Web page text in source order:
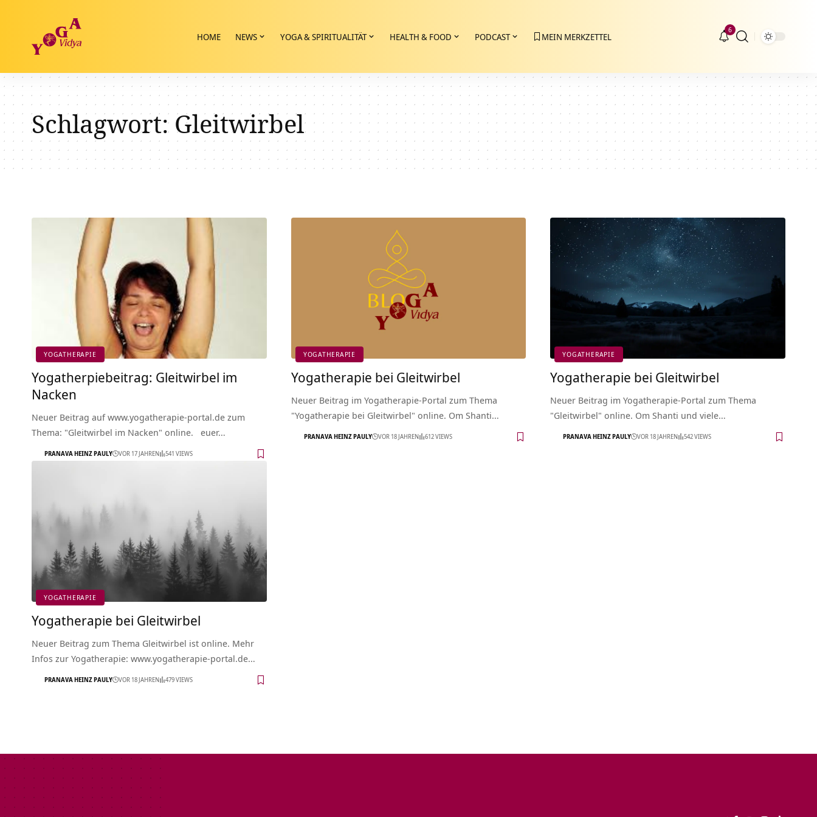
HOME NEWS YOGA & SPIRITUALITÄT HEALTH & FOOD PODCAST MEIN MERKZETTEL
6
Schlagwort: Gleitwirbel
YOGATHERAPIE
Yogatherpiebeitrag: Gleitwirbel im
Nacken
Neuer Beitrag auf www.yogatherapie-portal.de zum
Thema: "Gleitwirbel im Nacken" online. euer…
PRANAVA HEINZ PAULY VOR 17 JAHREN 541 VIEWS
YOGATHERAPIE
Yogatherapie bei Gleitwirbel
Neuer Beitrag im Yogatherapie-Portal zum Thema
"Yogatherapie bei Gleitwirbel" online. Om Shanti…
PRANAVA HEINZ PAULY VOR 18 JAHREN 612 VIEWS
YOGATHERAPIE
Yogatherapie bei Gleitwirbel
Neuer Beitrag im Yogatherapie-Portal zum Thema
"Gleitwirbel" online. Om Shanti und viele…
PRANAVA HEINZ PAULY VOR 18 JAHREN 542 VIEWS
YOGATHERAPIE
Yogatherapie bei Gleitwirbel
Neuer Beitrag zum Thema Gleitwirbel ist online. Mehr
Infos zur Yogatherapie: www.yogatherapie-portal.de…
PRANAVA HEINZ PAULY VOR 18 JAHREN 479 VIEWS